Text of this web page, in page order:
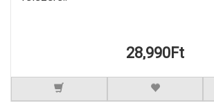
28,990Ft